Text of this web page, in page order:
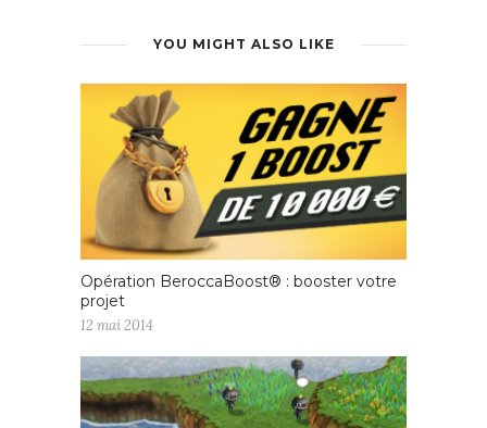
YOU MIGHT ALSO LIKE
Opération BeroccaBoost® : booster votre
projet
12 mai 2014